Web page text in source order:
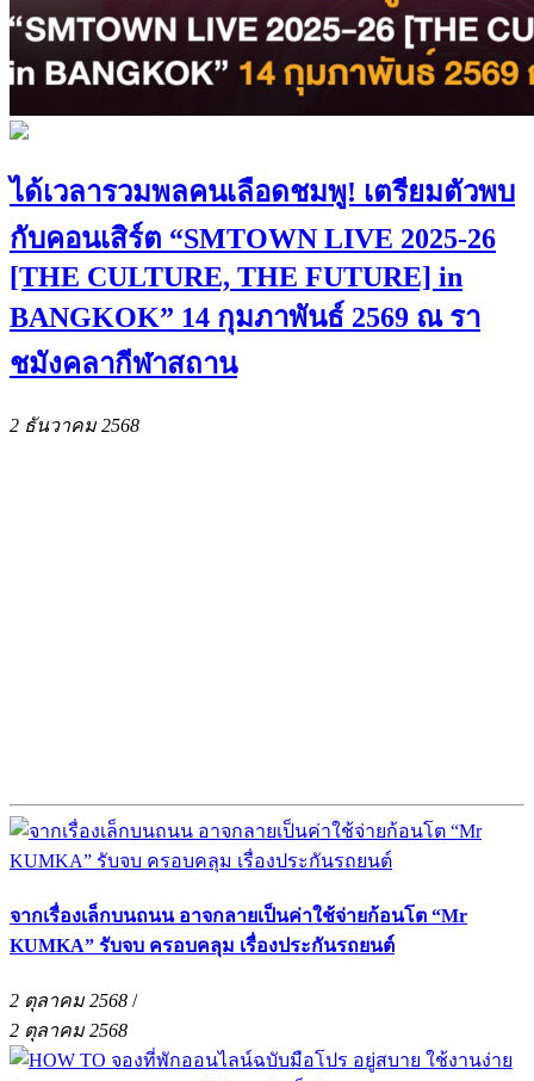
ได้เวลารวมพลคนเลือดชมพู! เตรียมตัวพบ
กับคอนเสิร์ต “SMTOWN LIVE 2025-26
[THE CULTURE, THE FUTURE] in
BANGKOK” 14 กุมภาพันธ์ 2569 ณ รา
ชมังคลากีฬาสถาน
2 ธันวาคม 2568
จากเรื่องเล็กบนถนน อาจกลายเป็นค่าใช้จ่ายก้อนโต “Mr
KUMKA” รับจบ ครอบคลุม เรื่องประกันรถยนต์
2 ตุลาคม 2568 /
2 ตุลาคม 2568